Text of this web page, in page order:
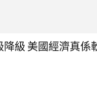
降級 美國經濟真係